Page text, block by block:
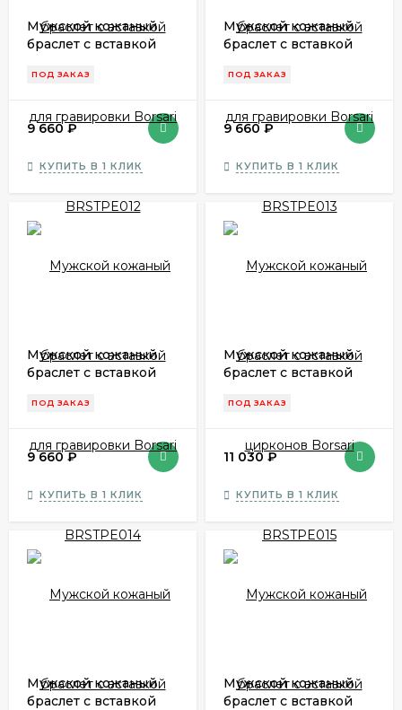
Мужской кожаный
браслет с вставкой
Borsari BRSTPE012
ПОД ЗАКАЗ
9 660₽
КУПИТЬ В 1 КЛИК
Мужской кожаный
браслет с вставкой
Borsari BRSTPE013
ПОД ЗАКАЗ
9 660₽
КУПИТЬ В 1 КЛИК
Мужской кожаный
браслет с вставкой
Borsari BRSTPE014
ПОД ЗАКАЗ
9 660₽
КУПИТЬ В 1 КЛИК
Мужской кожаный
браслет с вставкой
BRSTPE015
ПОД ЗАКАЗ
11 030₽
КУПИТЬ В 1 КЛИК
Мужской кожаный
браслет с вставкой
Мужской кожаный
браслет с вставкой